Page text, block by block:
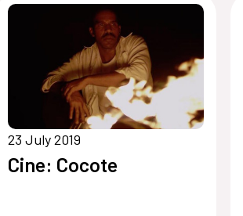
23 July 2019
Cine: Cocote